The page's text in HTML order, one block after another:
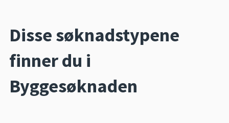
Disse søknadstypene
finner du i
Byggesøknaden